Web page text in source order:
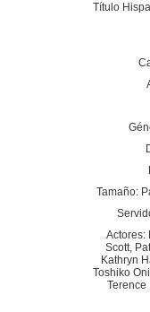
Título
Tamaño:
Actores:
Scott,
Kathryn
Toshiko
Terence